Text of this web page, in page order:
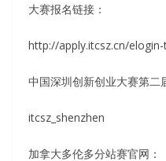
大赛报名链接：
http://apply.itcsz.cn/
中国深圳创新创业大赛第二
itcsz_shenzhen
加拿大多伦多分站赛官网：